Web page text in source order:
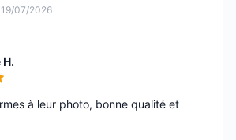
07/2026
5
à leur photo, bonne qualité et